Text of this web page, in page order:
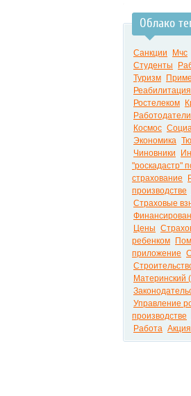
Облако
Санкции Мчс
Студенты
Туризм
Реабилитация
Ростелеком
Работодатели
Космос
Экономика
Чиновники
"роскадастр"
страхование
производстве
Страховые
Цены
ребенком
приложение
Материнский
Управление
производстве
Работа Акция